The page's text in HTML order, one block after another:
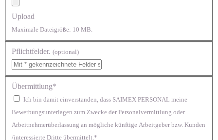
Upload
Maximale Dateigröße: 10 MB.
Pflichtfelder. (optional)
Übermittlung*
Ich bin damit einverstanden, dass SAIMEX PERSONAL meine
Bewerbungsunterlagen zum Zwecke der Personalvermittlung oder
Arbeitnehmerüberlassung an mögliche künftige Arbeitgeber bzw. Kunden
/interessierte Dritte übermittelt.*